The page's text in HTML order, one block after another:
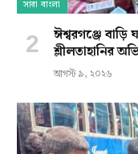
সারা বাংলা
ঈশ্বরগঞ্জে বাড়ি
শ্লীলতাহানির
আগস্ট ৯, ২০২৬